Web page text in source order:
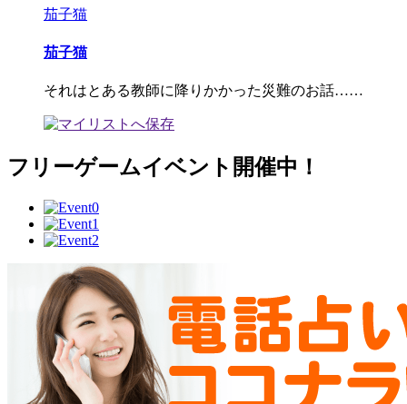
茄子猫
茄子猫
それはとある教師に降りかかった災難のお話……
フリーゲームイベント開催中！